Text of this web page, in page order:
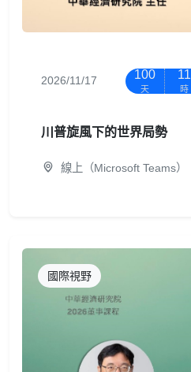
2026/11/17 100
天
11
時
川普旋風下的世界局勢
線上（Microsoft Teams）
國際視野